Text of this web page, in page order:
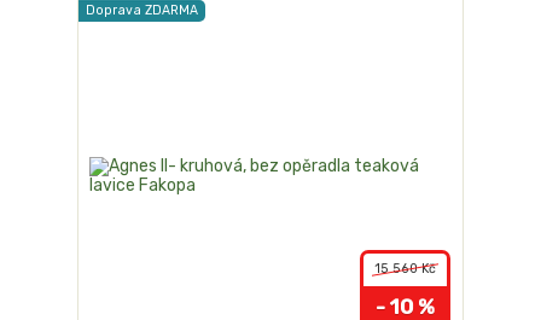
Doprava ZDARMA
15 560 Kč
- 10 %